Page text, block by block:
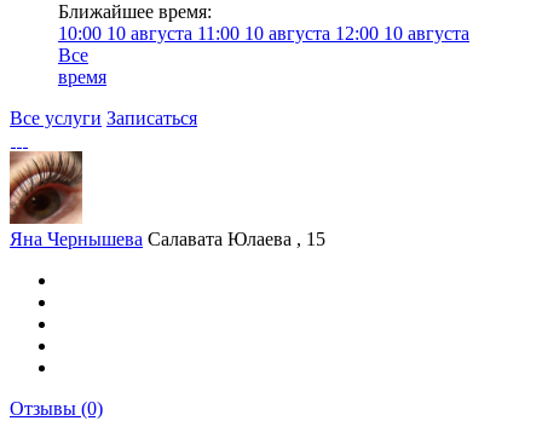
Ближайшее время:
10:00 10 августа 11:00 10 августа 12:00 10 августа
Все
время
Все услуги Записаться
Яна Чернышева Салавата Юлаева , 15
Отзывы (0)